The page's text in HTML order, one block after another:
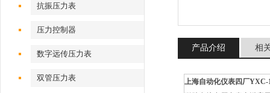
抗振压力表
压力控制器
数字远传压力表
双管压力表
产品介绍 相
上海自动化仪表四厂